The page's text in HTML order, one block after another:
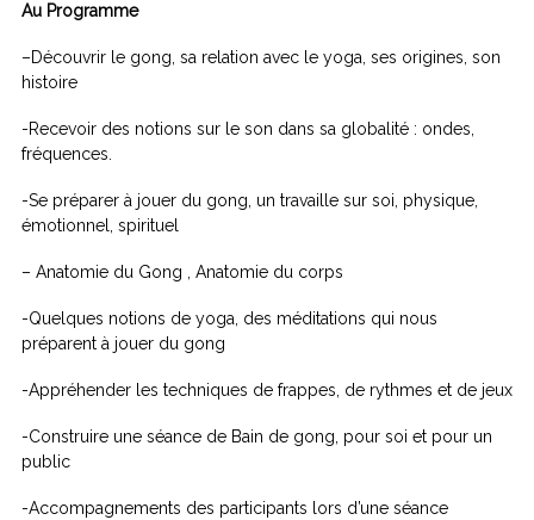
Au Programme
–Découvrir le gong, sa relation avec le yoga, ses origines, son
histoire
-Recevoir des notions sur le son dans sa globalité : ondes,
fréquences.
-Se préparer à jouer du gong, un travaille sur soi, physique,
émotionnel, spirituel
– Anatomie du Gong , Anatomie du corps
-Quelques notions de yoga, des méditations qui nous
préparent à jouer du gong
-Appréhender les techniques de frappes, de rythmes et de jeux
-Construire une séance de Bain de gong, pour soi et pour un
public
-Accompagnements des participants lors d’une séance